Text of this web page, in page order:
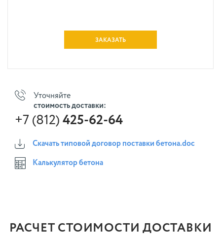
ЗАКАЗАТЬ
Уточняйте
стоимость доставки:
+7 (812) 425-62-64
Скачать типовой договор поставки бетона.doc
Калькулятор бетона
РАСЧЕТ СТОИМОСТИ ДОСТАВКИ